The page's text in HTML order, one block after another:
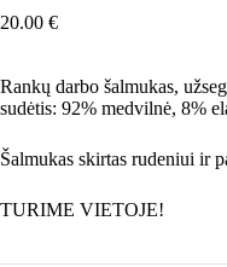
20.00 €
Rankų darbo šalmukas,
sudėtis: 92% medvilnė, 8%
Šalmukas skirtas rudeniui ir
TURIME VIETOJE!